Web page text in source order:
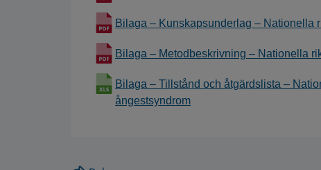
Bilaga – Kunskapsunderlag – Nationella
Bilaga – Metodbeskrivning – Nationella
Bilaga – Tillstånd och åtgärdslista –
ångestsyndrom